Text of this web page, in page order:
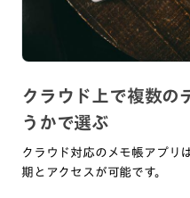
クラウド上で複数の
うかで選ぶ
クラウド対応のメモ帳アプリ
期とアクセスが可能です。